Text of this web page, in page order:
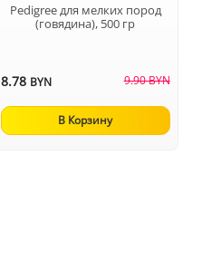
Pedigree для мелких пород
(говядина), 500 гр
8.78 BYN 9.90 BYN
В Корзину